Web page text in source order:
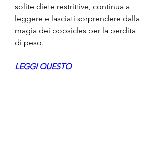
solite diete restrittive, continua a
leggere e lasciati sorprendere dalla
magia dei popsicles per la perdita
di peso.
LEGGI QUESTO